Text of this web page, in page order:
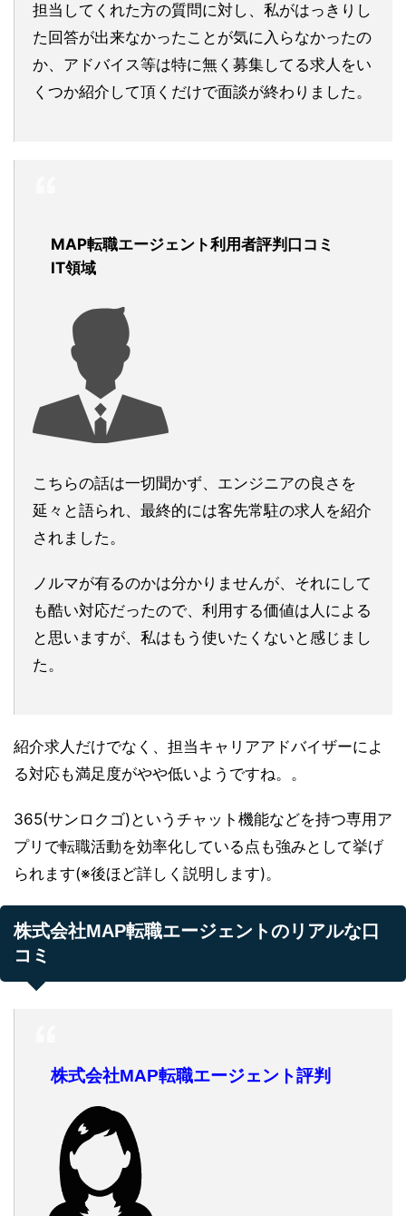
担当してくれた方の質問に対し、私がはっきりし
た回答が出来なかったことが気に入らなかったの
か、アドバイス等は特に無く募集してる求人をい
くつか紹介して頂くだけで面談が終わりました。
MAP転職エージェント利用者評判口コミ
IT領域
こちらの話は一切聞かず、エンジニアの良さを
延々と語られ、最終的には客先常駐の求人を紹介
されました。
ノルマが有るのかは分かりませんが、それにして
も酷い対応だったので、利用する価値は人による
と思いますが、私はもう使いたくないと感じまし
た。
紹介求人だけでなく、担当キャリアアドバイザーによ
る対応も満足度がやや低いようですね。。
365(サンロクゴ)というチャット機能などを持つ専用ア
プリで転職活動を効率化している点も強みとして挙げ
られます(※後ほど詳しく説明します)。
株式会社MAP転職エージェントのリアルな口
コミ
株式会社MAP転職エージェント評判